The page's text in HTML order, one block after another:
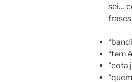
sei…
“tem
“cota